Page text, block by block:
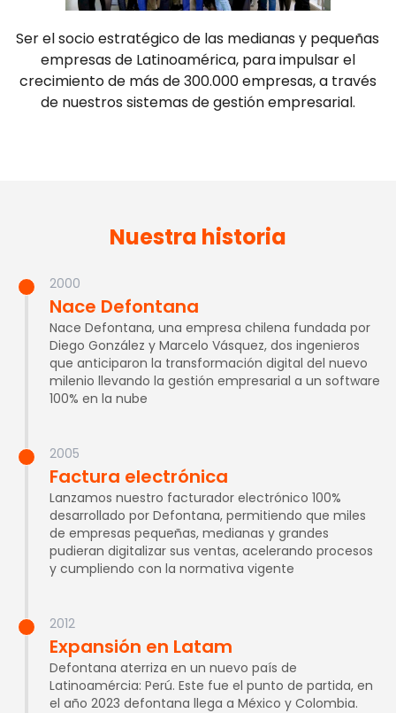
Ser el socio estratégico de las medianas y pequeñas
empresas de Latinoamérica, para impulsar el
crecimiento de más de 300.000 empresas, a través
de nuestros sistemas de gestión empresarial.
Nuestra historia
2000
Nace Defontana
Nace Defontana, una empresa chilena fundada por
Diego González y Marcelo Vásquez, dos ingenieros
que anticiparon la transformación digital del nuevo
milenio llevando la gestión empresarial a un software
100% en la nube
2005
Factura electrónica
Lanzamos nuestro facturador electrónico 100%
desarrollado por Defontana, permitiendo que miles
de empresas pequeñas, medianas y grandes
pudieran digitalizar sus ventas, acelerando procesos
y cumpliendo con la normativa vigente
2012
Expansión en Latam
Defontana aterriza en un nuevo país de
Latinoamércia: Perú. Este fue el punto de partida, en
el año 2023 defontana llega a México y Colombia.